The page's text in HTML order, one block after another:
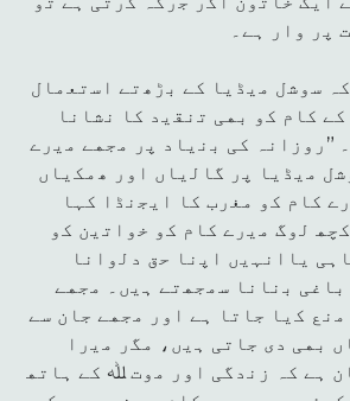
ﭘر وار ﮨﮯ۔
ﺳوﺷل ﻣﯾڈﯾﺎ ﮐﮯ ﺑڑھﺗﮯ اﺳﺗﻌﻣﺎل
ﮐﺎم ﮐو ﺑﮭﯽ ﺗﻧﻘﯾد ﮐﺎ ﻧﺷﺎﻧﺎ
”روزانہ ﮐﯽ ﺑﻧﯾﺎد ﭘر ﻣﺟﮭﮯ ﻣﯾرے
ﻣﯾڈﯾﺎ ﭘر ﮔﺎﻟﯾﺎں اور ھﻣﮑﯾﺎں
ﮐﺎم ﮐو ﻣﻐرب ﮐﺎ اﯾﺟﻧڈا ﮐﮩﺎ
ﻟوگ ﻣﯾرے ﮐﺎم ﮐو ﺧواﺗﯾن ﮐو
ﯾﺎاﻧﮩﯾں اﭘﻧﺎ ﺣق دﻟواﻧﺎ
ﺑﺎﻏﯽ ﺑﻧﺎﻧﺎ ﺳﻣﺟﮭﺗﮯ ﮨﯾں۔ ﻣﺟﮭﮯ
ﮐﯾﺎ ﺟﺎﺗﺎ ﮨﮯ اور ﻣﺟﮭﮯ ﺟﺎن ﺳﮯ
ﺑﮭﯽ دی ﺟﺎﺗﯽ ﮨﯾں، ﻣﮕر ﻣﯾرا
ﮨﮯ کہ زﻧدﮔﯽ اور ﻣوت ﷲ ﮐﮯ ﮨﺎﺗﮭ